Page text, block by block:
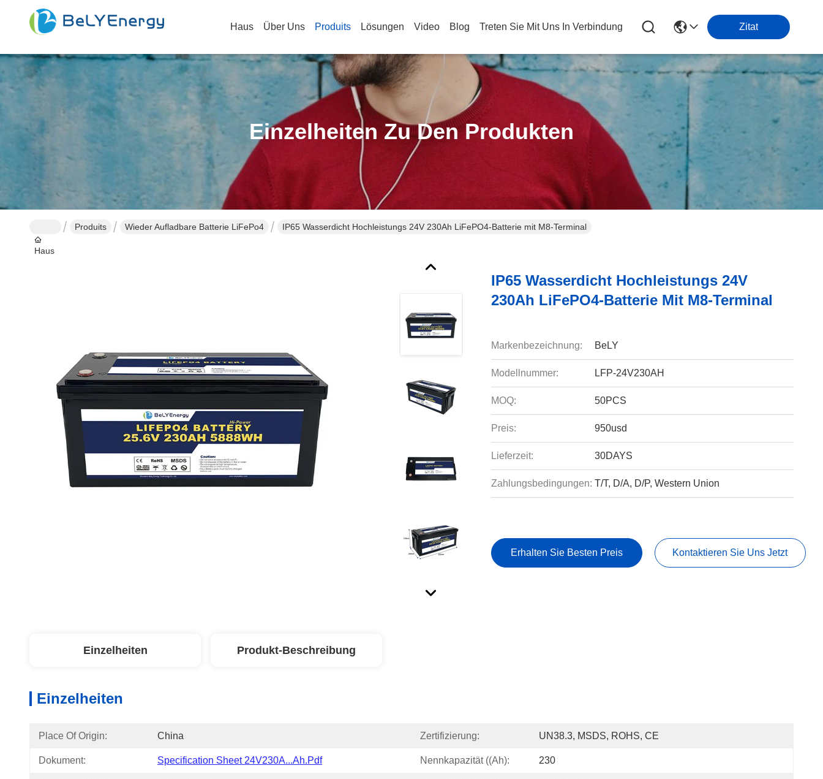
Haus Über Uns Produits Lösungen Video Blog Treten Sie Mit Uns In Verbindung Zitat
Einzelheiten Zu Den Produkten
Haus
Produits Wieder Aufladbare Batterie LiFePo4 IP65 Wasserdicht Hochleistungs 24V 230Ah LiFePO4-Batterie mit M8-Terminal
IP65 Wasserdicht Hochleistungs 24V
230Ah LiFePO4-Batterie Mit M8-Terminal
Markenbezeichnung: BeLY
Modellnummer: LFP-24V230AH
MOQ: 50PCS
Preis: 950usd
Lieferzeit: 30DAYS
Zahlungsbedingungen: T/T, D/A, D/P, Western Union
Erhalten Sie Besten Preis Kontaktieren Sie Uns Jetzt
Einzelheiten Produkt-Beschreibung
Einzelheiten
Place Of Origin: China Zertifizierung: UN38.3, MSDS, ROHS, CE
Dokument: Specification Sheet 24V230A...Ah.pdf Nennkapazität ((Ah): 230